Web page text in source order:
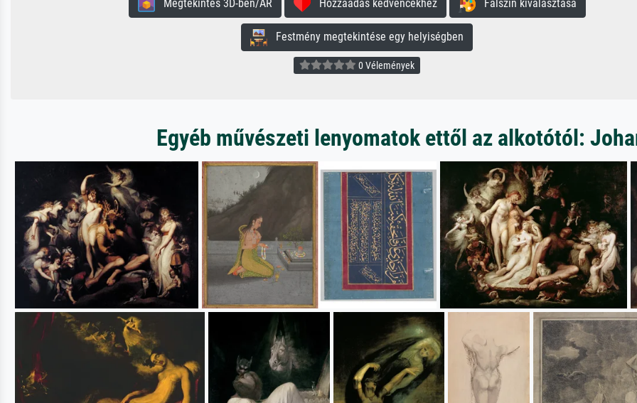
Megtekintés 3D-ben/AR Hozzáadás kedvencekhez Falszín kiválasztása
Festmény megtekintése egy helyiségben
0 Vélemények
Egyéb művészeti lenyomatok ettől az alkotótól: